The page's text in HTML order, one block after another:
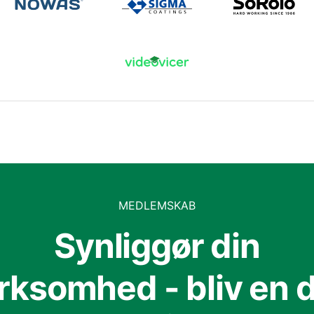
MEDLEMSKAB
Synliggør din
- bliv en